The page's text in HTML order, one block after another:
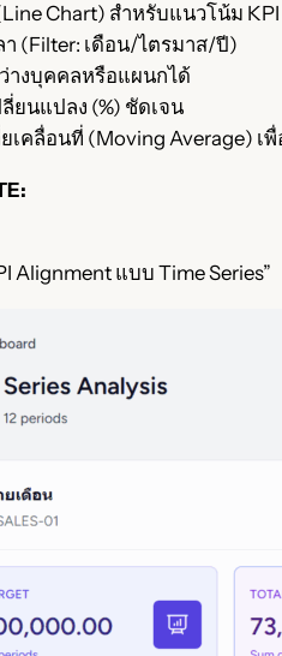
Chart) สำหรับแนวโน้ม KPI
า (Filter: เดือน/ไตรมาส/ปี)
างบุคคลหรือแผนกได้
ยนแปลง (%) ชัดเจน
เคลื่อนที่ (Moving Average) เ
Alignment แบบ Time Series”